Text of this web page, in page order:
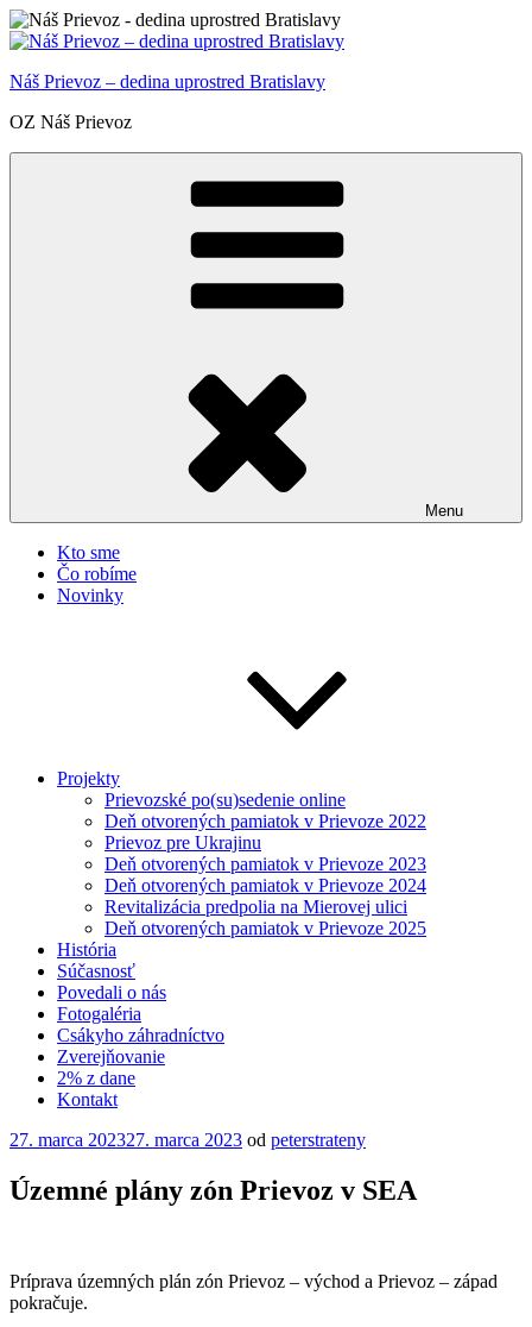
Prejsť
na
Náš Prievoz – dedina uprostred Bratislavy
OZ Náš Prievoz
Menu
Kto sme
Čo robíme
Novinky
Projekty
Prievozské po(su)sedenie online
Deň otvorených pamiatok v Prievoze 2022
Prievoz pre Ukrajinu
Deň otvorených pamiatok v Prievoze 2023
Deň otvorených pamiatok v Prievoze 2024
Revitalizácia predpolia na Mierovej ulici
Deň otvorených pamiatok v Prievoze 2025
História
Súčasnosť
Povedali o nás
Fotogaléria
Csákyho záhradníctvo
Zverejňovanie
2% z dane
Kontakt
Publikované
27. marca 202327. marca 2023 od peterstrateny
Územné plány zón Prievoz v SEA
Príprava územných plán zón Prievoz – východ a Prievoz – západ
pokračuje.